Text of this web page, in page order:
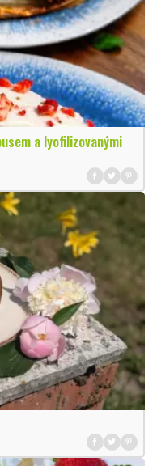
a lyofilizovanými